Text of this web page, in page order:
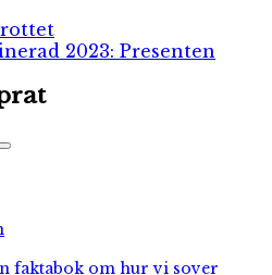
2023: Presenten
Sök
faktabok om hur vi sover